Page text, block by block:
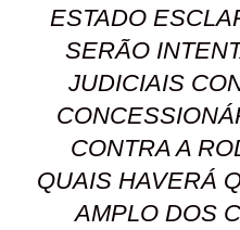
ESTADO
SERÃO
JUDICIAIS
CONTRA A
QUAIS HAVERÁ
AMPLO DOS